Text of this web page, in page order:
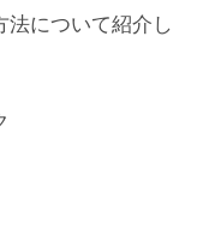
法について紹介し